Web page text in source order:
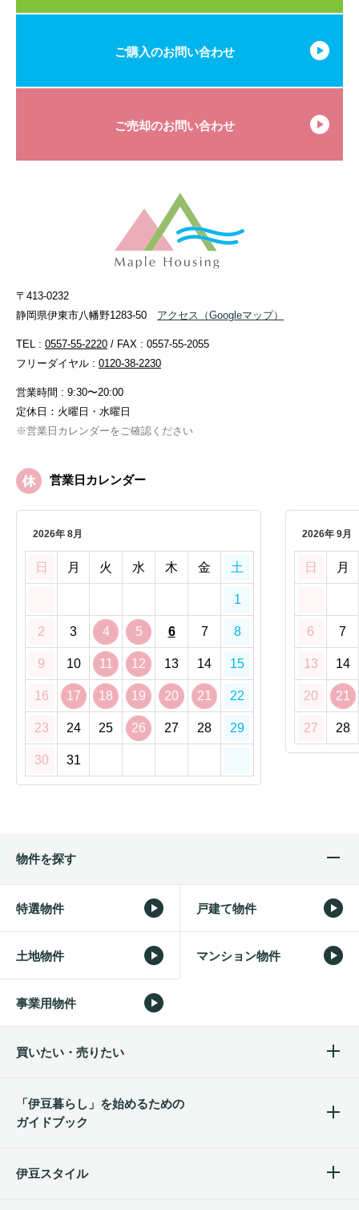
ご購入のお問い合わせ
ご売却のお問い合わせ
〒413-0232
静岡県伊東市八幡野1283-50
アクセス （Googleマップ）
TEL : 0557-55-2220 / FAX : 0557-55-2055
フリーダイヤル : 0120-38-2230
営業時間 : 9:30〜20:00
定休日：火曜日・水曜日
※営業日カレンダーをご確認ください
営業日カレンダー
2026年 8月
日 月 火 水 木 金 土
1
2 3 4 5 6 7 8
9 10 11 12 13 14 15
16 17 18 19 20 21 22
23 24 25 26 27 28 29
30 31
2026年 9月
日 月
6 7
13 14
20 21
27 28
物件を探す
特選物件 戸建て物件
土地物件 マンション物件
事業用物件
買いたい・売りたい
「伊豆暮らし」を始めるための
ガイドブック
伊豆スタイル